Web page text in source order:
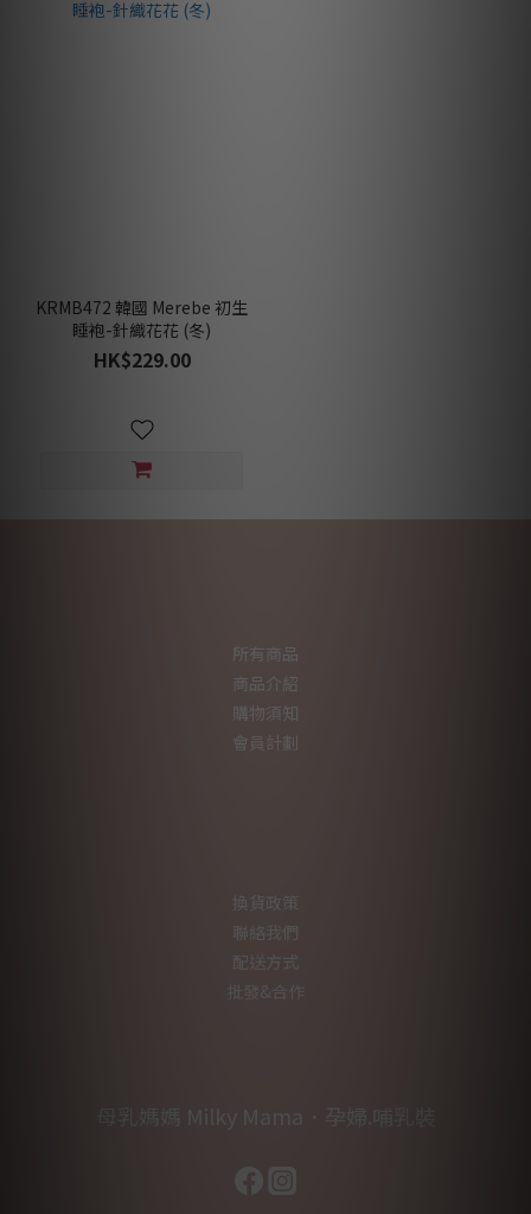
KRMB472 韓國 Merebe 初生
睡袍-針織花花 (冬)
HK$229.00
所有商品
商品介紹
購物須知
會員計劃
換貨政策
聯絡我們
配送方式
批發&合作
母乳媽媽 Milky Mama．孕婦.哺乳裝